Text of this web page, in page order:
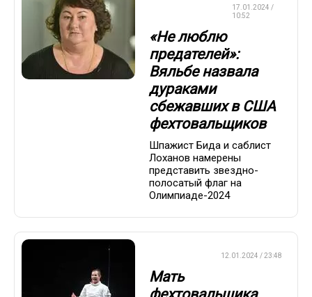
17.01.2024 /
10:52
«Не люблю
предателей»:
Вяльбе назвала
дураками
сбежавших в США
фехтовальщиков
Шпажист Бида и саблист
Лоханов намерены
представить звездно-
полосатый флаг на
Олимпиаде-2024
12.01.2024 / 23:48
Мать